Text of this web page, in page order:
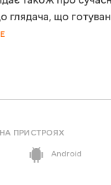
глядача, що
ПРИСТРОЯХ
Android